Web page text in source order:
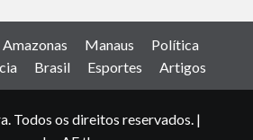
Amazonas Manaus
Política
Brasil Esportes Artigos
Todos os direitos reservados. |